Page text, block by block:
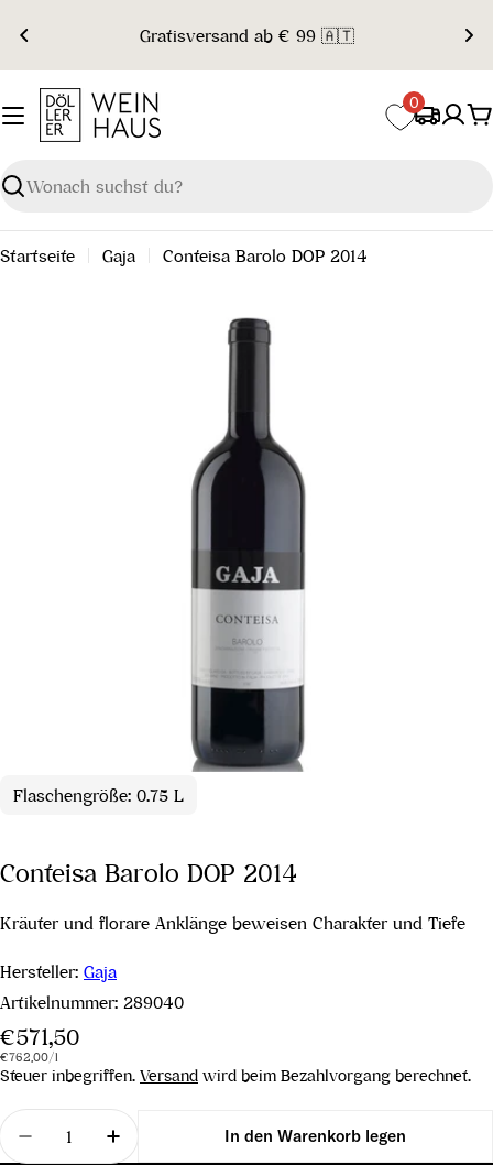
Inhalt
springen
Gratisversand ab € 99 🇦🇹
Suchen
0
Startseite Gaja Conteisa Barolo DOP 2014
Flaschengröße: 0.75 L
Conteisa Barolo DOP 2014
Kräuter und florare Anklänge beweisen Charakter und Tiefe
Hersteller: Gaja
Artikelnummer: 289040
Regulärer
Preis
€571,50
Stückpreis
€762,00/pro
l
Steuer inbegriffen. Versand wird beim Bezahlvorgang berechnet.
Menge
Menge für Conteisa Barolo DOP 2014 verringern
Menge für Conteisa Barolo DOP 2014
In den Warenkorb legen